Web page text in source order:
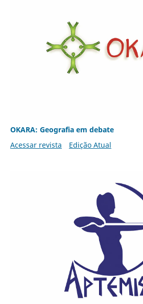
OKARA: Geografia em debate
Acessar revista
Edição Atual